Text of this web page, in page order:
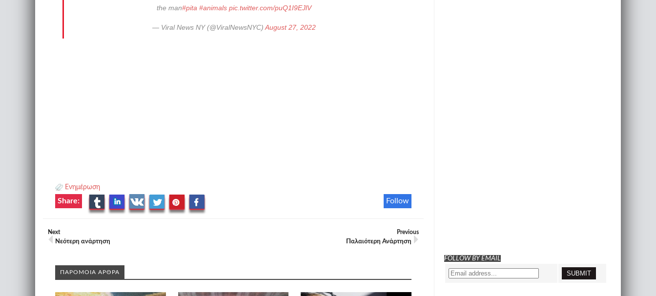
the man#pita #animals pic.twitter.com/puQ1I9EJlV
— Viral News NY (@ViralNewsNYC) August 27, 2022
Ενημέρωση
Follow
Share:
Next
Νεότερη ανάρτηση
Previous
Παλαιότερη Ανάρτηση
ΠΑΡΟΜΟΙΑ ΑΡΘΡΑ
FOLLOW BY EMAIL